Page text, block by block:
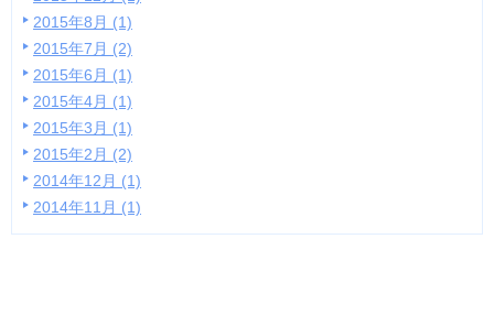
2015年8月 (1)
2015年7月 (2)
2015年6月 (1)
2015年4月 (1)
2015年3月 (1)
2015年2月 (2)
2014年12月 (1)
2014年11月 (1)